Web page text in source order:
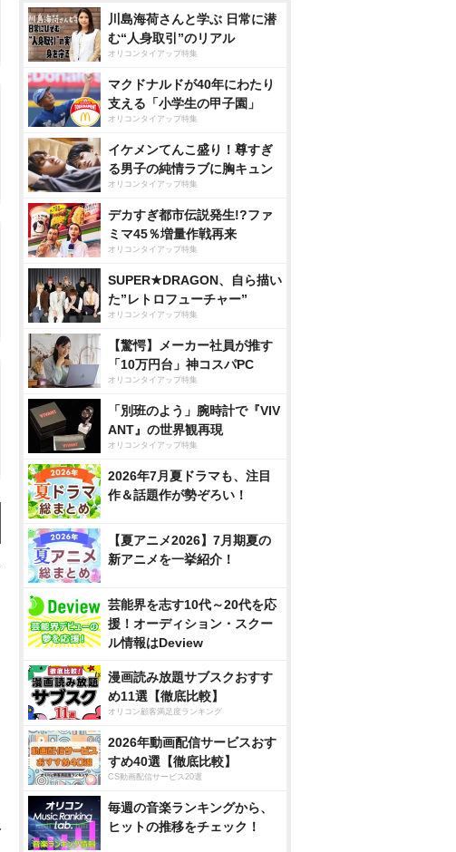
川島海荷さんと学ぶ 日常に潜
む“人身取引”のリアル
オリコンタイアップ特集
マクドナルドが40年にわたり
支える「小学生の甲子園」
オリコンタイアップ特集
イケメンてんこ盛り！尊すぎ
る男子の純情ラブに胸キュン
オリコンタイアップ特集
デカすぎ都市伝説発生!?ファ
ミマ45％増量作戦再来
オリコンタイアップ特集
SUPER★DRAGON、自ら描い
た”レトロフューチャー”
オリコンタイアップ特集
【驚愕】メーカー社員が推す
「10万円台」神コスパPC
オリコンタイアップ特集
「別班のよう」腕時計で『VIV
ANT』の世界観再現
オリコンタイアップ特集
2026年7月夏ドラマも、注目
作＆話題作が勢ぞろい！
【夏アニメ2026】7月期夏の
新アニメを一挙紹介！
芸能界を志す10代～20代を応
援！オーディション・スクー
ル情報はDeview
漫画読み放題サブスクおすす
め11選【徹底比較】
オリコン顧客満足度ランキング
2026年動画配信サービスおす
すめ40選【徹底比較】
CS動画配信サービス20選
毎週の音楽ランキングから、
ヒットの推移をチェック！